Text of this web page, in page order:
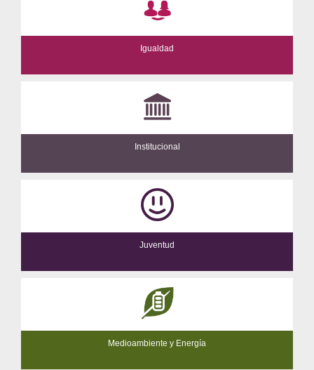
Igualdad
Institucional
Juventud
Medioambiente y Energía